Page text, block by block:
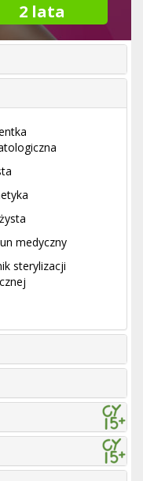
2 lata
medyczny
sterylizacji